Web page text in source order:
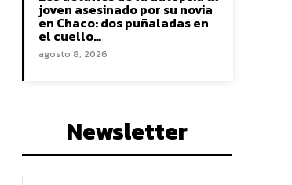
joven asesinado por su novia
en Chaco: dos puñaladas en
el cuello…
agosto 8, 2026
Newsletter